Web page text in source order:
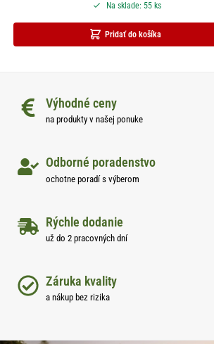
Pridať do košíka
Na sklade: 55 ks
Výhodné ceny
na produkty v našej ponuke
Odborné poradenstvo
ochotne poradí s výberom
Rýchle dodanie
už do 2 pracovných dní
Záruka kvality
a nákup bez rizika